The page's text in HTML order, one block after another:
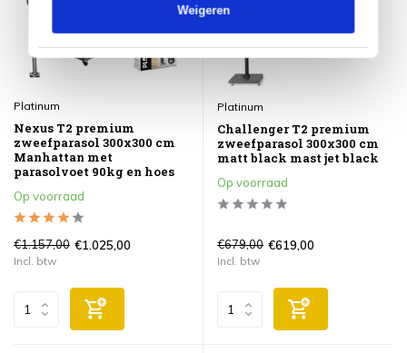
Weigeren
Platinum
Nexus T2 premium
zweefparasol 300x300 cm
Manhattan met
parasolvoet 90kg en hoes
Op voorraad
€1.157,00 €1.025,00
Incl. btw
Platinum
Challenger T2 premium
zweefparasol 300x300 cm
matt black mast jet black
Op voorraad
€679,00 €619,00
Incl. btw